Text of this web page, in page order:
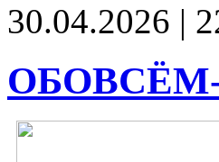
30.04.2026 |
ОБОВСЁМ-